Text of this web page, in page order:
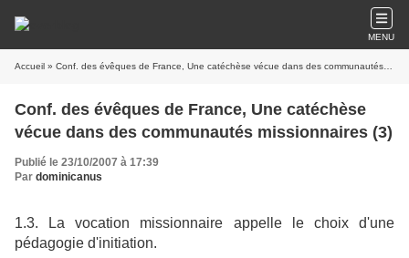
MENU
Accueil » Conf. des évêques de France, Une catéchèse vécue dans des communautés missionnaires (3)
Conf. des évêques de France, Une catéchèse
vécue dans des communautés missionnaires (3)
Publié le 23/10/2007 à 17:39
Par dominicanus
1.3. La vocation missionnaire appelle le choix d'une
pédagogie d'initiation.